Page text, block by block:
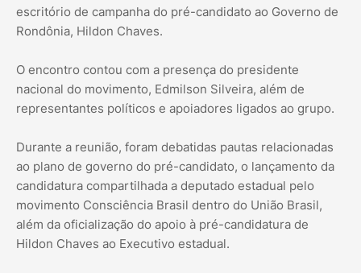
escritório de campanha do pré-candidato ao Governo de
Rondônia, Hildon Chaves.
O encontro contou com a presença do presidente
nacional do movimento, Edmilson Silveira, além de
representantes políticos e apoiadores ligados ao grupo.
Durante a reunião, foram debatidas pautas relacionadas
ao plano de governo do pré-candidato, o lançamento da
candidatura compartilhada a deputado estadual pelo
movimento Consciência Brasil dentro do União Brasil,
além da oficialização do apoio à pré-candidatura de
Hildon Chaves ao Executivo estadual.